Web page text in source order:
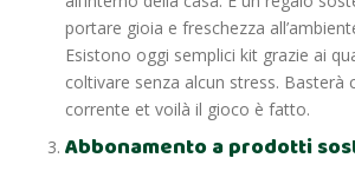
portare gioia e freschezza
Esistono oggi semplici kit grazie ai
coltivare senza alcun stress. Basterà
corrente et voilà il gioco è fatto.
Abbonamento a prodotti